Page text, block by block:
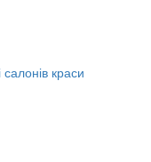
салонів краси